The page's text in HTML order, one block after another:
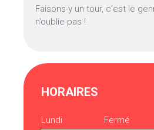
Faisons-y un tour, c’est le
n’oublie pas !
HORAIRES
Lundi
Fermé